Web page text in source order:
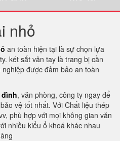
nhỏ
an toàn hiện tại là sự chọn lựa
két sắt vân tay là trang bị cần
được đảm bảo an toàn
, văn phòng, công ty ngay để
vệ tốt nhất. Với Chất liệu thép
phù hợp với mọi không gian văn
nhiều kiểu ổ khoá khác nhau